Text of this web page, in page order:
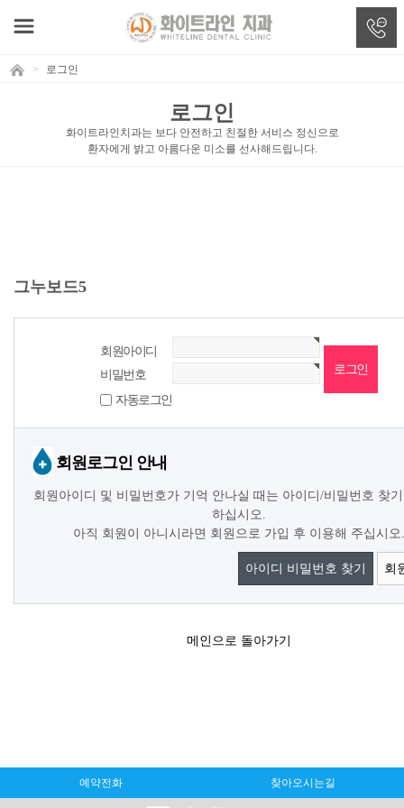
> 로그인
로그인
화이트라인치과는 보다 안전하고 친절한 서비스 정신으로
환자에게 밝고 아름다운 미소를 선사해드립니다.
그누보드5
회원아이디
비밀번호
자동로그인
회원로그인 안내
회원아이디 및 비밀번호가 기억 안나실 때는 아이디/비밀번호 찾
하십시오.
아직 회원이 아니시라면 회원으로 가입 후 이용해 주십시오.
아이디 비밀번호 찾기 회
메인으로 돌아가기
예약전화 찾아오시는길